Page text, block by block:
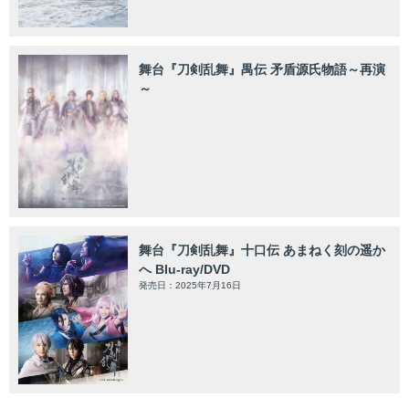
舞台『刀剣乱舞』禺伝 矛盾源氏物語～再演
～
舞台『刀剣乱舞』十口伝 あまねく刻の遥か
へ Blu-ray/DVD
発売日：2025年7月16日